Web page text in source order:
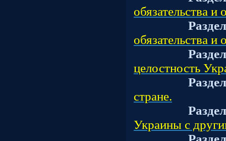
обязательства и
Раздел
обязательства и
Раздел
целостность
Раздел
стране.
Раздел
Украины с